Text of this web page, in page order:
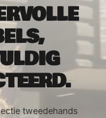
tweedehands